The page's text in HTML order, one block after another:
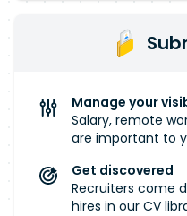
des applications
projets de migration
de données,
L'analyse des
correction. La
techniques. Le
réalisation des tests
L'accompagnement
Manage your
Salary, remote
are important to
Get discovered
Recruiters come
hires in our CV